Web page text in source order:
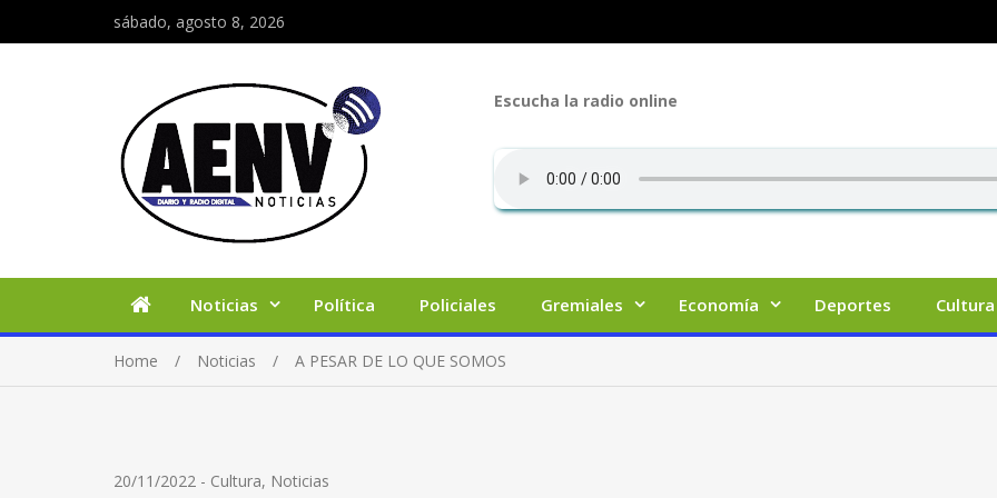
sábado, agosto 8, 2026
Escucha la radio online
Noticias Política Policiales Gremiales Economía Deportes Cultura
Home Noticias A PESAR DE LO QUE SOMOS
20/11/2022 - Cultura, Noticias